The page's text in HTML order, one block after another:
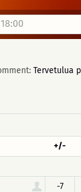
Tervetulua
+/-
-7